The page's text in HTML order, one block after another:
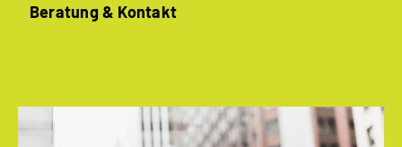
Beratung & Kontakt